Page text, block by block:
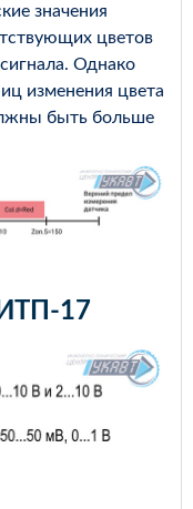
значения
цветов
Однако
изменения цвета
быть больше
17